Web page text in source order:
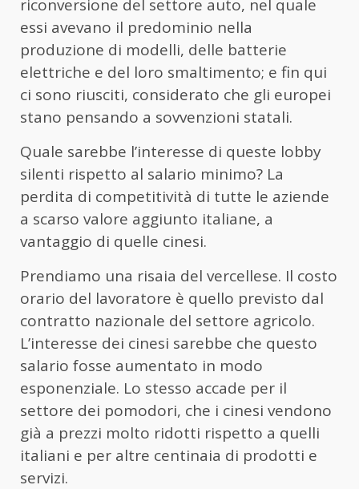
riconversione del settore auto, nel quale
essi avevano il predominio nella
produzione di modelli, delle batterie
elettriche e del loro smaltimento; e fin qui
ci sono riusciti, considerato che gli europei
stano pensando a sovvenzioni statali.
Quale sarebbe l’interesse di queste lobby
silenti rispetto al salario minimo? La
perdita di competitività di tutte le aziende
a scarso valore aggiunto italiane, a
vantaggio di quelle cinesi.
Prendiamo una risaia del vercellese. Il costo
orario del lavoratore è quello previsto dal
contratto nazionale del settore agricolo.
L’interesse dei cinesi sarebbe che questo
salario fosse aumentato in modo
esponenziale. Lo stesso accade per il
settore dei pomodori, che i cinesi vendono
già a prezzi molto ridotti rispetto a quelli
italiani e per altre centinaia di prodotti e
servizi.